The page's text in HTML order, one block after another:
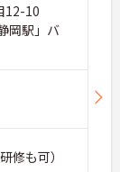
12-10
岡駅」バ
修も可）